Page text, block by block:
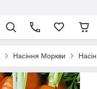
Насіння Моркви